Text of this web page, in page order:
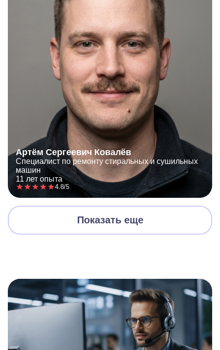
Артём Сергеевич Ковалёв
Специалист по ремонту стиральных и сушильных
машин
11 лет опыта
4.8/5
Показать еще